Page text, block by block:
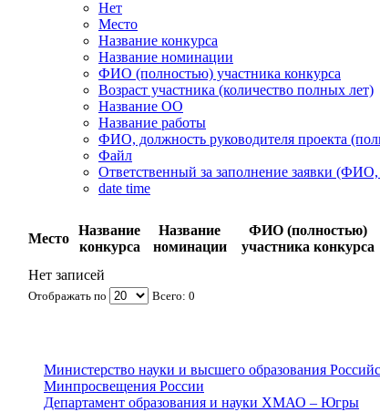
Нет
Место
Название конкурса
Название номинации
ФИО (полностью) участника конкурса
Возраст участника (количество полных лет)
Название ОО
Название работы
ФИО, должность руководителя проекта
Файл
Ответственный за заполнение заявки
date time
Место
Название
конкурса
Название
номинации
ФИО (полностью)
участника конкурса
Отображать по Всего: 0
Нет записей
Министерство науки и высшего образования
Минпросвещения России
Департамент образования и науки ХМАО – Югры